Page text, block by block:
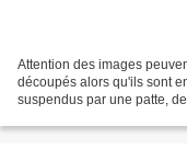
Attention des images
découpés alors qu'ils sont
suspendus par une patte,